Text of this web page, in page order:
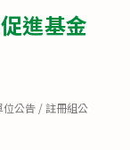
進基金
位公告 /註冊組公